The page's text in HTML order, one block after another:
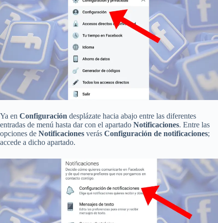
Ya en Configuración desplázate hacia abajo entre las diferentes
entradas de menú hasta dar con el apartado Notificaciones. Entre las
opciones de Notificaciones verás Configuración de notificaciones;
accede a dicho apartado.